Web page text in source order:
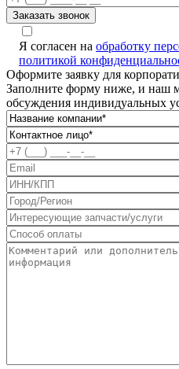
Я согласен на обработку
политикой
Оформите заявку для
Заполните форму ниже, и наш
обсуждения индивидуальных